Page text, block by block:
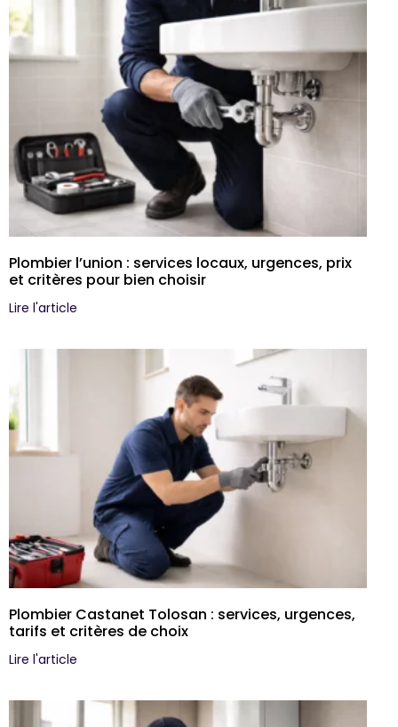
Plombier l’union : services locaux, urgences, prix
et critères pour bien choisir
Lire l'article
Plombier Castanet Tolosan : services, urgences,
tarifs et critères de choix
Lire l'article